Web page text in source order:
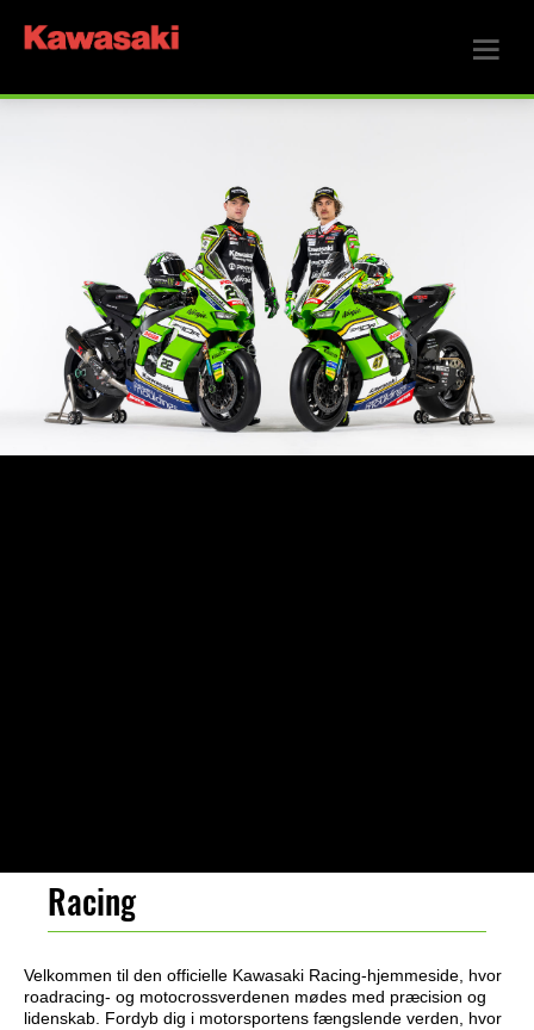
Racing
Velkommen til den officielle Kawasaki Racing-hjemmeside, hvor
roadracing- og motocrossverdenen mødes med præcision og
lidenskab. Fordyb dig i motorsportens fængslende verden, hvor